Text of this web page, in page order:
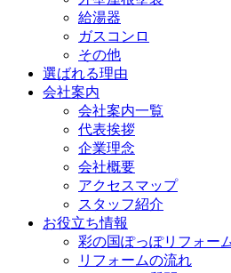
給湯器
ガスコンロ
その他
選ばれる理由
会社案内
会社案内一覧
代表挨拶
企業理念
会社概要
アクセスマップ
スタッフ紹介
お役立ち情報
彩の国ぽっぽリフォー
リフォームの流れ